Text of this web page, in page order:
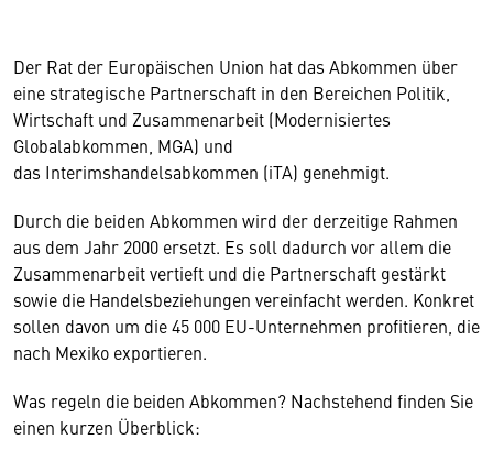
Der Rat der Europäischen Union hat das Abkommen über
eine strategische Partnerschaft in den Bereichen Politik,
Wirtschaft und Zusammenarbeit (Modernisiertes
Globalabkommen, MGA) und
das Interimshandelsabkommen (iTA) genehmigt.
Durch die beiden Abkommen wird der derzeitige Rahmen
aus dem Jahr 2000 ersetzt. Es soll dadurch vor allem die
Zusammenarbeit vertieft und die Partnerschaft gestärkt
sowie die Handelsbeziehungen vereinfacht werden. Konkret
sollen davon um die 45 000 EU-Unternehmen profitieren, die
nach Mexiko exportieren.
Was regeln die beiden Abkommen? Nachstehend finden Sie
einen kurzen Überblick: